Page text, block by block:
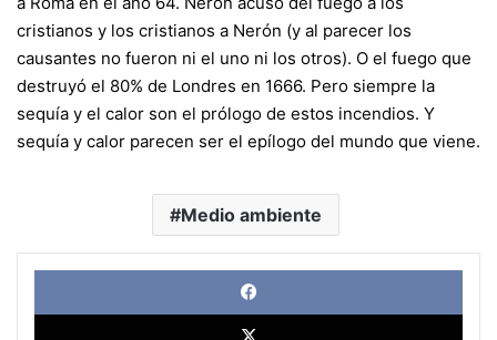
cristianos y los cristianos a Nerón (y al parecer los
causantes no fueron ni el uno ni los otros). O el fuego que
destruyó el 80% de Londres en 1666. Pero siempre la
sequía y el calor son el prólogo de estos incendios. Y
sequía y calor parecen ser el epílogo del mundo que viene.
Medio ambiente
X